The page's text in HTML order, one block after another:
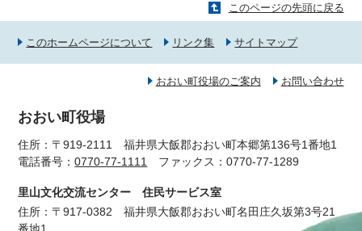
このページの先頭に戻る
このホームページについて リンク集 サイトマップ
おおい町役場のご案内 お問い合わせ
おおい町役場
住所：〒919-2111 福井県大飯郡おおい町本郷第136号1番地1
電話番号：0770-77-1111 ファックス：0770-77-1289
里山文化交流センター 住民サービス室
住所：〒917-0382 福井県大飯郡おおい町名田庄久坂第3号21
番地1